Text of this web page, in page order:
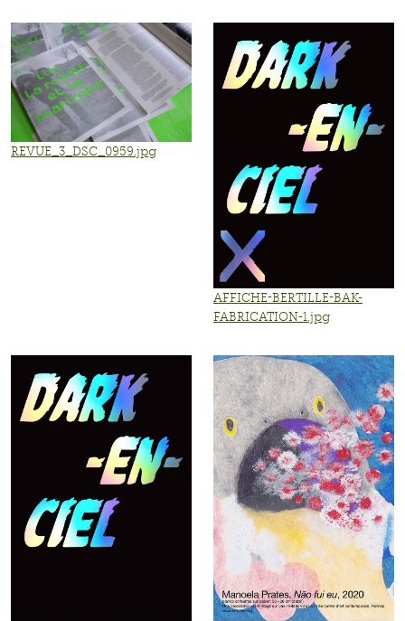
REVUE_3_DSC_0959.jpg
AFFICHE-BERTILLE-BAK-
FABRICATION-1.jpg